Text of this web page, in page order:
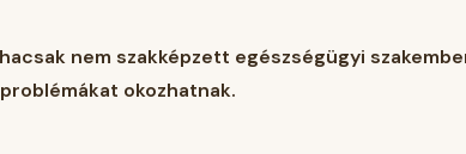
nem szakképzett egészségügyi
okozhatnak.